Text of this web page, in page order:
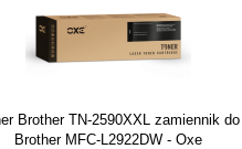
Brother TN-2590XXL zamiennik do
Brother MFC-L2922DW - Oxe